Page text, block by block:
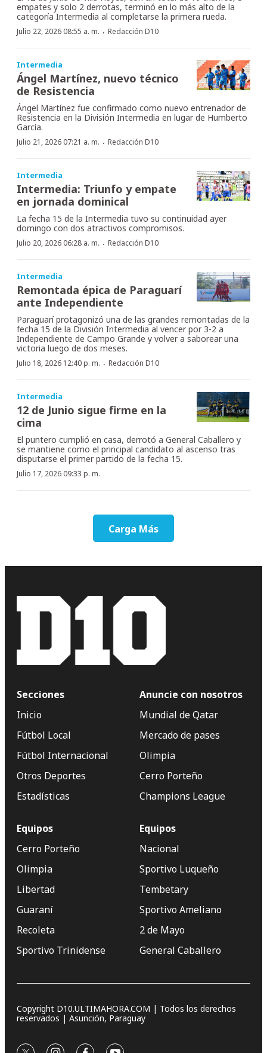
empates y solo 2 derrotas, terminó en lo más alto de la
categoría Intermedia al completarse la primera rueda.
Julio 22, 2026 08:55 a. m. · Redacción D10
Intermedia
Ángel Martínez, nuevo técnico
de Resistencia
Ángel Martínez fue confirmado como nuevo entrenador de
Resistencia en la División Intermedia en lugar de Humberto
García.
Julio 21, 2026 07:21 a. m. · Redacción D10
Intermedia
Intermedia: Triunfo y empate
en jornada dominical
La fecha 15 de la Intermedia tuvo su continuidad ayer
domingo con dos atractivos compromisos.
Julio 20, 2026 06:28 a. m. · Redacción D10
Intermedia
Remontada épica de Paraguarí
ante Independiente
Paraguarí protagonizó una de las grandes remontadas de la
fecha 15 de la División Intermedia al vencer por 3-2 a
Independiente de Campo Grande y volver a saborear una
victoria luego de dos meses.
Julio 18, 2026 12:40 p. m. · Redacción D10
Intermedia
12 de Junio sigue firme en la
cima
El puntero cumplió en casa, derrotó a General Caballero y
se mantiene como el principal candidato al ascenso tras
disputarse el primer partido de la fecha 15.
Julio 17, 2026 09:33 p. m.
Carga Más
Secciones
Inicio
Fútbol Local
Fútbol Internacional
Otros Deportes
Estadísticas
Anuncie con nosotros
Mundial de Qatar
Mercado de pases
Olimpia
Cerro Porteño
Champions League
Equipos
Cerro Porteño
Olimpia
Libertad
Guaraní
Recoleta
Sportivo Trinidense
Equipos
Nacional
Sportivo Luqueño
Tembetary
Sportivo Ameliano
2 de Mayo
General Caballero
Copyright D10.ULTIMAHORA.COM | Todos los derechos
reservados | Asunción, Paraguay